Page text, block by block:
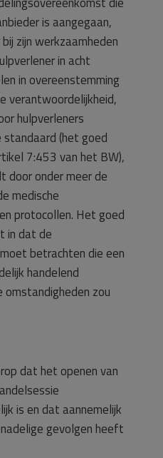
is aangegaan,
zijn werkzaamheden
in acht
in overeenstemming
verantwoordelijkheid,
hulpverleners
(het goed
7:453 van het BW),
door onder meer de
medische
protocollen. Het goed
in dat de
betrachten die een
handelend
zou
dat het openen van
is en dat aannemelijk
gevolgen heeft